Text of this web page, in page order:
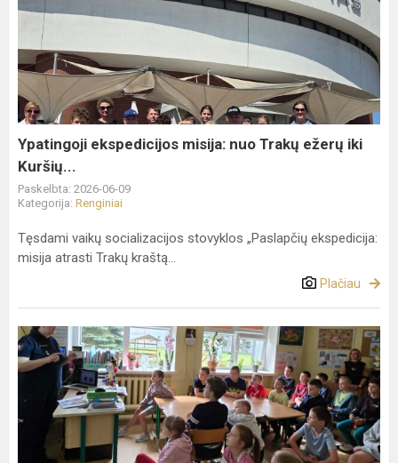
ekspedicijos
misija:
nuo
Trakų
ežerų
iki
Kuršių...
Ypatingoji ekspedicijos misija: nuo Trakų ežerų iki
Kuršių...
Paskelbta: 2026-06-09
Kategorija: Renginiai
Tęsdami vaikų socializacijos stovyklos „Paslapčių ekspedicija:
misija atrasti Trakų kraštą...
Plačiau
Startavo
vaikų
socializacijos
stovykla
„Paslapčių
ekspedici...